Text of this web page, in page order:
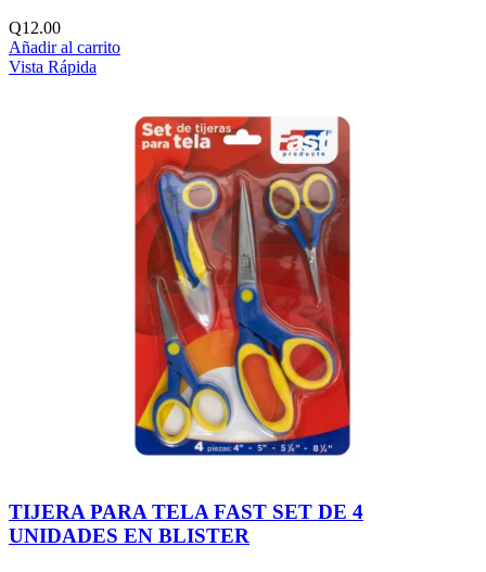
Q12.00
Añadir al carrito
Vista Rápida
TIJERA PARA TELA FAST SET DE 4
UNIDADES EN BLISTER